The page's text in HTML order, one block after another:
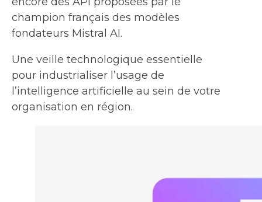
champion français des modèles
fondateurs Mistral AI.
Une veille technologique essentielle
pour industrialiser l’usage de
l’intelligence artificielle au sein de votre
organisation en région.